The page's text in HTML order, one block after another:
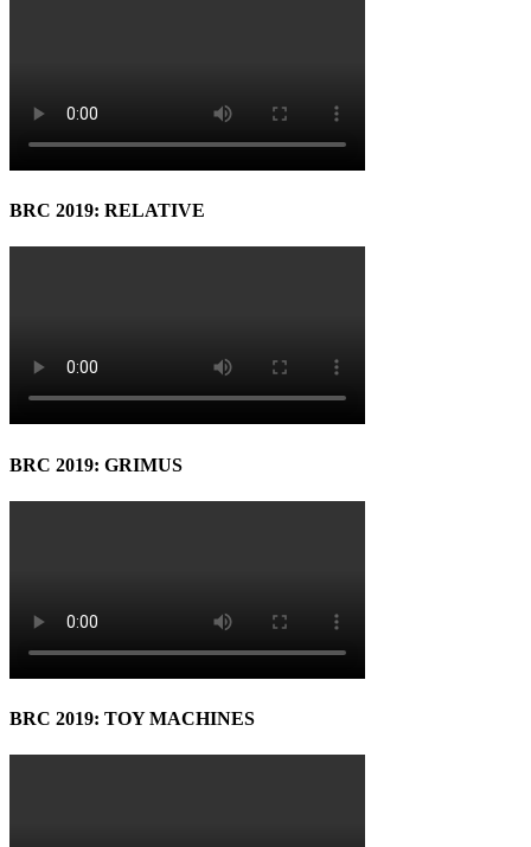
BRC 2019: RELATIVE
BRC 2019: GRIMUS
BRC 2019: TOY MACHINES